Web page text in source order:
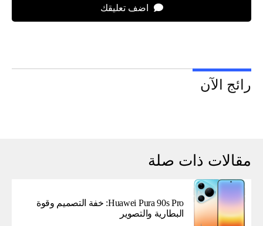
اضف تعليقك
رائج الآن
مقالات ذات صلة
Huawei Pura 90s Pro: خفة التصميم وقوة
البطارية والتصوير